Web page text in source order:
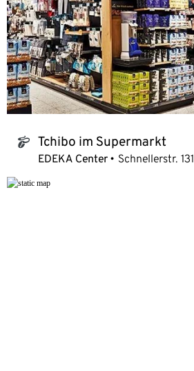
tchibo_logo Tchibo im Supermarkt
EDEKA Center Schnellerstr. 131